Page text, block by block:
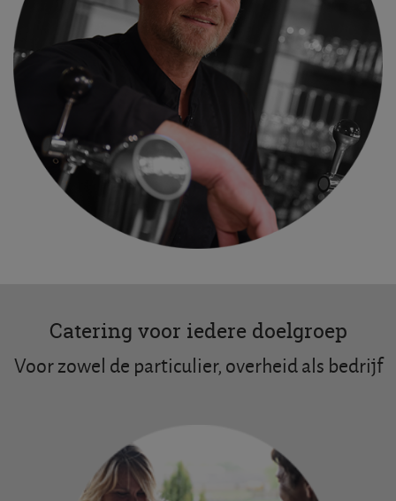
Catering voor iedere doelgroep
Voor zowel de particulier, overheid als bedrijf